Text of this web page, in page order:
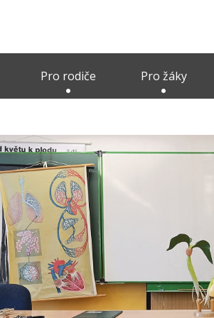
Pro rodiče Pro žáky